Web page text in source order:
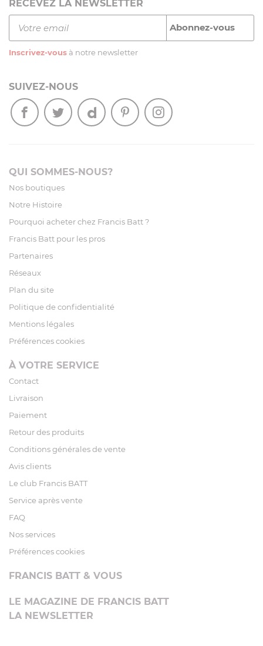
RECEVEZ LA NEWSLETTER
Inscrivez-vous à notre newsletter
SUIVEZ-NOUS
QUI SOMMES-NOUS?
Nos boutiques
Notre Histoire
Pourquoi acheter chez Francis Batt ?
Francis Batt pour les pros
Partenaires
Réseaux
Plan du site
Politique de confidentialité
Mentions légales
Préférences cookies
À VOTRE SERVICE
Contact
Livraison
Paiement
Retour des produits
Conditions générales de vente
Avis clients
Le club Francis BATT
Service après vente
FAQ
Nos services
Préférences cookies
FRANCIS BATT & VOUS
LE MAGAZINE DE FRANCIS BATT
LA NEWSLETTER